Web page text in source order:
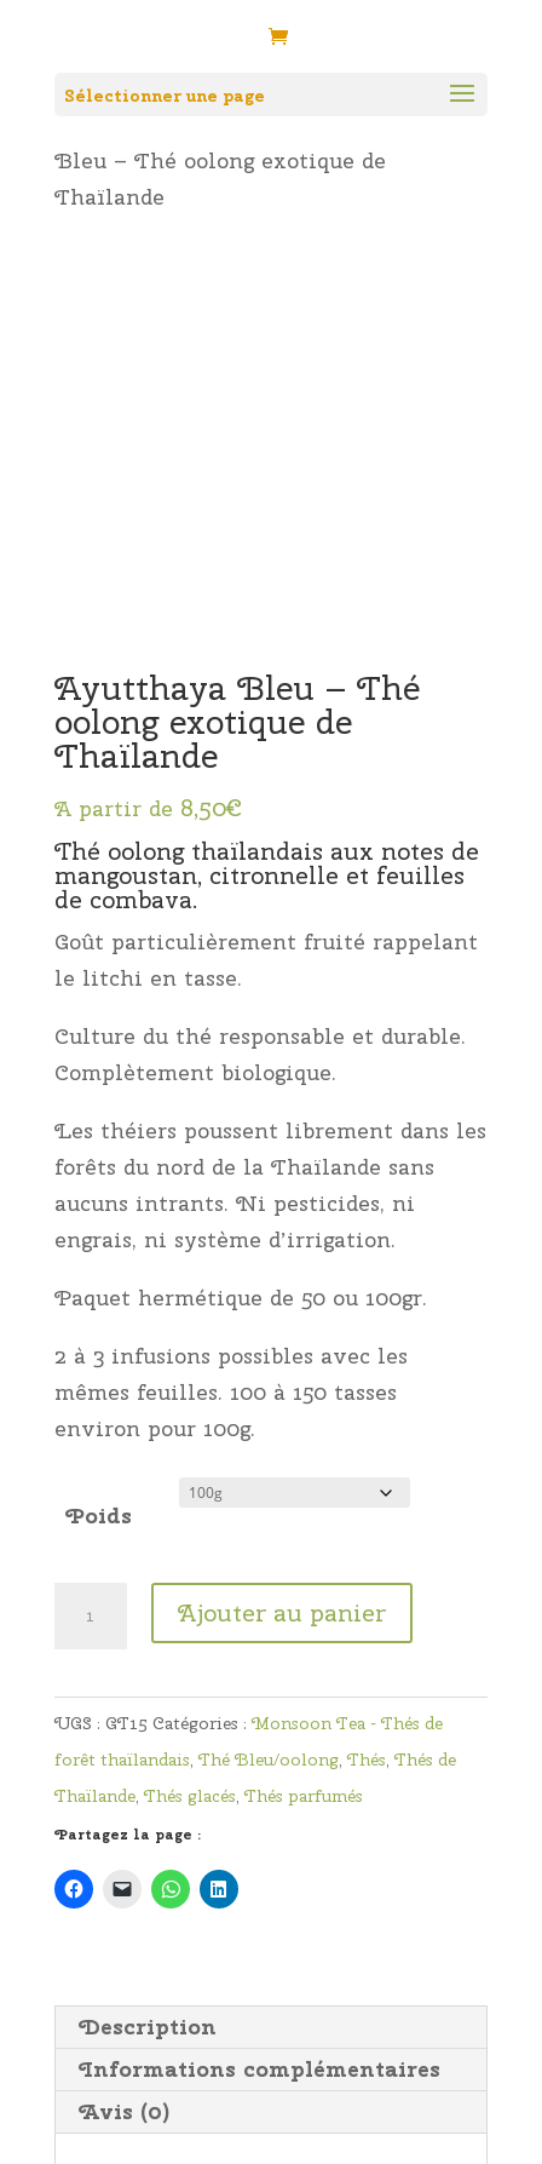
Sélectionner une page
Accueil/Boutique/
Bleu – Thé oolong exotique de
Thaïlande
Ayutthaya Bleu – Thé
oolong exotique de
Thaïlande
A partir de 8,50€
Thé oolong thaïlandais aux notes de
mangoustan, citronnelle et feuilles
de combava.
Goût particulièrement fruité rappelant
le litchi en tasse.
Culture du thé responsable et durable.
Complètement biologique.
Les théiers poussent librement dans les
forêts du nord de la Thaïlande sans
aucuns intrants. Ni pesticides, ni
engrais, ni système d’irrigation.
Paquet hermétique de 50 ou 100gr.
2 à 3 infusions possibles avec les
mêmes feuilles. 100 à 150 tasses
environ pour 100g.
Poids
de
Ajouter au panier
UGS : GT15 Catégories : Monsoon Tea - Thés de
forêt thaïlandais, Thé Bleu/oolong, Thés, Thés de
Thaïlande, Thés glacés, Thés parfumés
Partagez la page :
Description
Informations complémentaires
Avis (0)